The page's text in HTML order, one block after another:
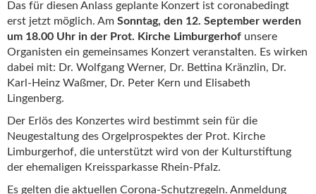
Das für diesen Anlass geplante Konzert ist coronabedingt
erst jetzt möglich. Am Sonntag, den 12. September werden
um 18.00 Uhr in der Prot. Kirche Limburgerhof unsere
Organisten ein gemeinsames Konzert veranstalten. Es wirken
dabei mit: Dr. Wolfgang Werner, Dr. Bettina Kränzlin, Dr.
Karl-Heinz Waßmer, Dr. Peter Kern und Elisabeth
Lingenberg.
Der Erlös des Konzertes wird bestimmt sein für die
Neugestaltung des Orgelprospektes der Prot. Kirche
Limburgerhof, die unterstützt wird von der Kulturstiftung
der ehemaligen Kreissparkasse Rhein-Pfalz.
Es gelten die aktuellen Corona-Schutzregeln. Anmeldung